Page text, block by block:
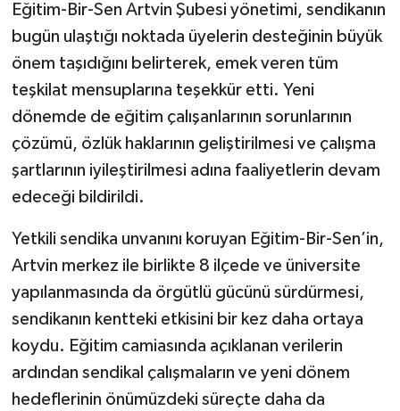
Eğitim-Bir-Sen Artvin Şubesi yönetimi, sendikanın
bugün ulaştığı noktada üyelerin desteğinin büyük
önem taşıdığını belirterek, emek veren tüm
teşkilat mensuplarına teşekkür etti. Yeni
dönemde de eğitim çalışanlarının sorunlarının
çözümü, özlük haklarının geliştirilmesi ve çalışma
şartlarının iyileştirilmesi adına faaliyetlerin devam
edeceği bildirildi.
Yetkili sendika unvanını koruyan Eğitim-Bir-Sen’in,
Artvin merkez ile birlikte 8 ilçede ve üniversite
yapılanmasında da örgütlü gücünü sürdürmesi,
sendikanın kentteki etkisini bir kez daha ortaya
koydu. Eğitim camiasında açıklanan verilerin
ardından sendikal çalışmaların ve yeni dönem
hedeflerinin önümüzdeki süreçte daha da